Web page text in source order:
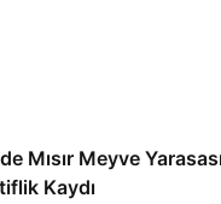
Mısır Meyve
Kaydı